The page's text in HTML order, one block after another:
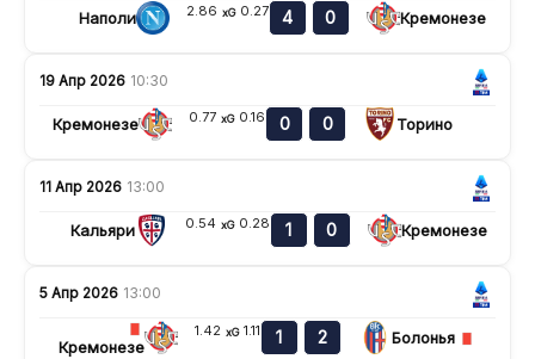
Наполи 2.86 xG 0.27 4 0 Кремонезе
19 Апр 2026 10:30
Кремонезе 0.77 xG 0.16 0 0 Торино
11 Апр 2026 13:00
Кальяри 0.54 xG 0.28 1 0 Кремонезе
5 Апр 2026 13:00
Кремонезе
1.42 xG 1.11 1 2 Болонья